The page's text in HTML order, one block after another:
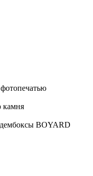
камня
BOYARD